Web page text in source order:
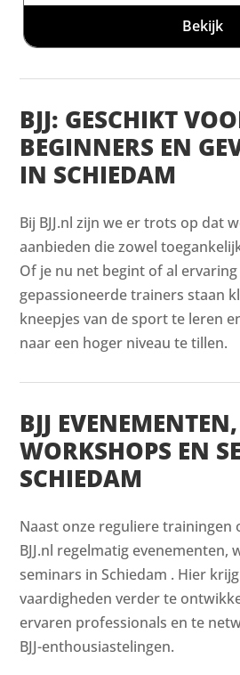
Bekijk
BJJ: GESCHIKT
BEGINNERS EN
IN SCHIEDAM
Bij BJJ.nl zijn we er trots op dat
aanbieden die zowel
Of je nu net begint of al ervaring
gepassioneerde trainers staan
kneepjes van de sport te leren
naar een hoger niveau te tillen.
BJJ EVENEMENTEN,
WORKSHOPS EN
SCHIEDAM
Naast onze reguliere trainingen
BJJ.nl regelmatig evenementen,
seminars in Schiedam . Hier
vaardigheden verder te
ervaren professionals en te
BJJ-enthousiastelingen.